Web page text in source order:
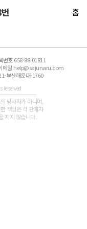
홈
번호658-88-01811
메일 help@sajunaru.com
부산해운대-1760
reserved
당사자가 아니며,
책임은 각 판매자
지지 않습니다.